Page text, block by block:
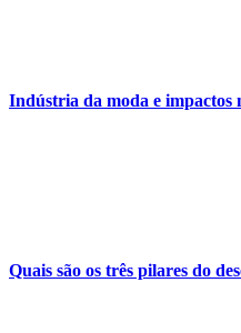
Indústria da moda e impactos
Quais são os três pilares do